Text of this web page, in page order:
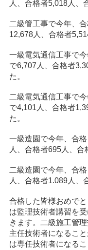
人、合格者5,018人、
二級管工事で今年、
12,678人、合格者
一級電気通信工事で
で6,707人、合格者
た。
二級電気通信工事で
で4,101人、合格者
た。
一級造園で今年、合
人、合格者695人、合
二級造園で今年、合
人、合格者1.089人、
合格した皆様おめで
は監理技術者講習を
きます。二級施工管
主任技術者になるこ
は専任技術者になる